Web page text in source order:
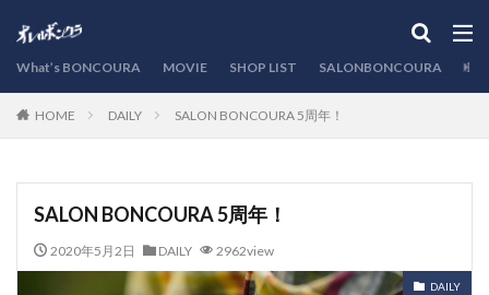
What’s BONCOURA MOVIE SHOP LIST SALONBONCOURA
HOME DAILY SALON BONCOURA 5周年！
SALON BONCOURA 5周年！
2020年5月2日 DAILY 2962view
DAILY
カテゴリー
検索